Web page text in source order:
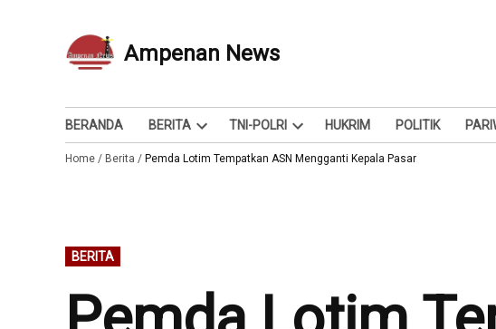
Ampenan News
Berita dan Info
BERANDA BERITA
Open
dropdown
TNI-POLRI
Open
dropdown
HUKRIM POLITIK
Home / Berita / Pemda Lotim Tempatkan ASN Mengganti Kepala Pasar
POSTED
IN
BERITA